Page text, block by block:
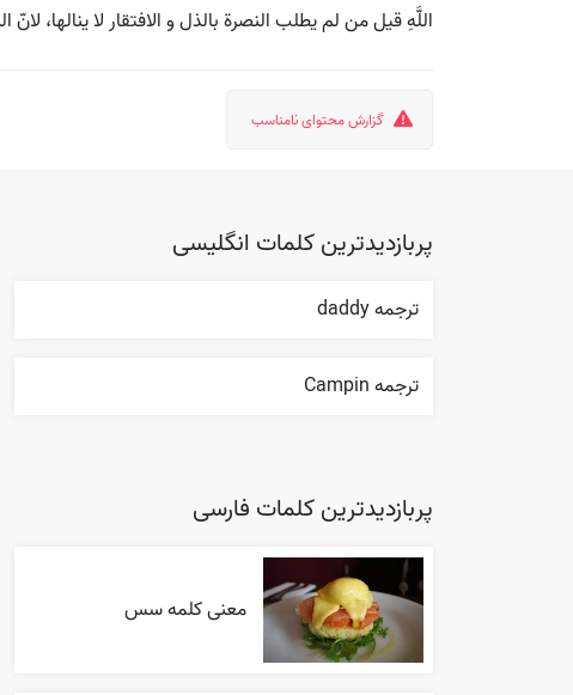
اللَّهِ قیل من لم یطلب النصرة بالذل و الافتقار لا ینالها،
گزارش محتوای نامناسب
پربازدیدترین کلمات انگلیسی
ترجمه daddy
ترجمه Campin
پربازدیدترین کلمات فارسی
معنی کلمه سس